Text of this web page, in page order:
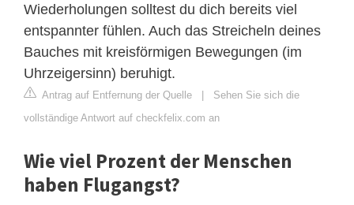
Wiederholungen solltest du dich bereits viel
entspannter fühlen. Auch das Streicheln deines
Bauches mit kreisförmigen Bewegungen (im
Uhrzeigersinn) beruhigt.
Antrag auf Entfernung der Quelle | Sehen Sie sich die
vollständige Antwort auf checkfelix.com an
Wie viel Prozent der Menschen
haben Flugangst?